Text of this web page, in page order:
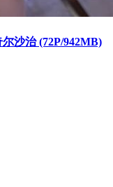
沙治 (72P/942MB)